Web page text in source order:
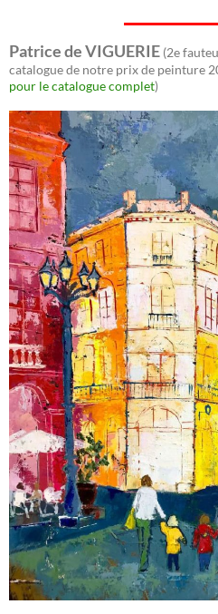
Patrice de VIGUERIE (2e
catalogue de notre prix de peinture
pour le catalogue complet)